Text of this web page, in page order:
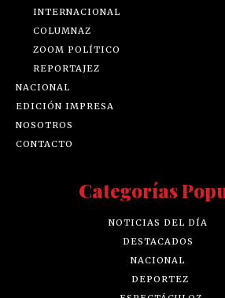
INTERNACIONAL
COLUMNAZ
ZOOM POLÍTICO
REPORTAJEZ
NACIONAL
EDICIÓN IMPRESA
NOSOTROS
CONTACTO
Categorías
NOTICIAS DEL DÍA
DESTACADOS
NACIONAL
DEPORTEZ